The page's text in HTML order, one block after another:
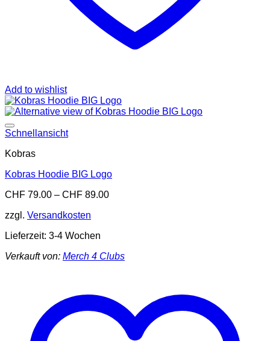
Add to wishlist
Schnellansicht
Kobras
Kobras Hoodie BIG Logo
CHF 79.00 – CHF 89.00
zzgl. Versandkosten
Lieferzeit: 3-4 Wochen
Verkauft von: Merch 4 Clubs